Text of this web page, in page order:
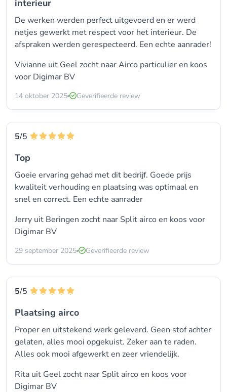
interieur
De werken werden perfect uitgevoerd en er werd
netjes gewerkt met respect voor het interieur. De
afspraken werden gerespecteerd. Een echte aanrader!
Vivianne uit Geel zocht naarAirco particulieren koos
voor Digimar BV
14 oktober 2025 Geverifieerde review
5/5
Top
Goeie ervaring gehad met dit bedrijf. Goede prijs
kwaliteit verhouding en plaatsing was optimaal en
snel en correct. Een echte aanrader
Jerry uit Beringen zocht naar Split airco en koos voor
Digimar BV
29 september 2025 Geverifieerde review
5/5
Plaatsing airco
Proper en uitstekend werk geleverd. Geen stof achter
gelaten, alles mooi opgekuist. Zeker aan te raden.
Alles ook mooi afgewerkt en zeer vriendelijk.
Rita uit Geel zocht naar Split airco en koos voor
Digimar BV